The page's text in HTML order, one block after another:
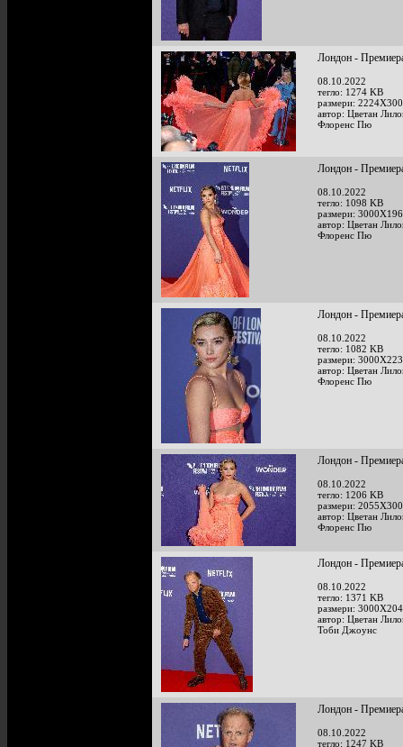
Лондон -
08.10.2022
тегло: 1274 KB
размери:
автор: Цветан
Флоренс Пю
Лондон -
08.10.2022
тегло: 1098 KB
размери:
автор: Цветан
Флоренс Пю
Лондон -
08.10.2022
тегло: 1082 KB
размери:
автор: Цветан
Флоренс Пю
Лондон -
08.10.2022
тегло: 1206 KB
размери:
автор: Цветан
Флоренс Пю
Лондон -
08.10.2022
тегло: 1371 KB
размери:
автор: Цветан
Тоби Джоунс
Лондон -
08.10.2022
тегло: 1247 KB